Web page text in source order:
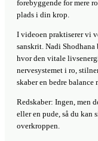
forebyggende for mere
plads i din krop.
I videoen praktiserer vi
sanskrit. Nadi Shodhana
hvor den vitale
nervesystemet i ro,
skaber en bedre
Redskaber: Ingen, men
eller en pude, så du kan
overkroppen.